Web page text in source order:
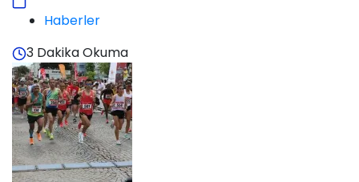
Haberler
3 Dakika Okuma